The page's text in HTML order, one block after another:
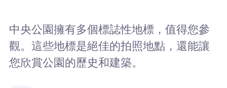
中央公園擁有多個標誌性地標，值得您參
觀。這些地標是絕佳的拍照地點，還能讓
您欣賞公園的歷史和建築。